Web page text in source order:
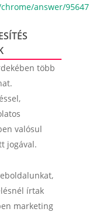
answer/95647
több
valósul
jogával.
írtak
marketing